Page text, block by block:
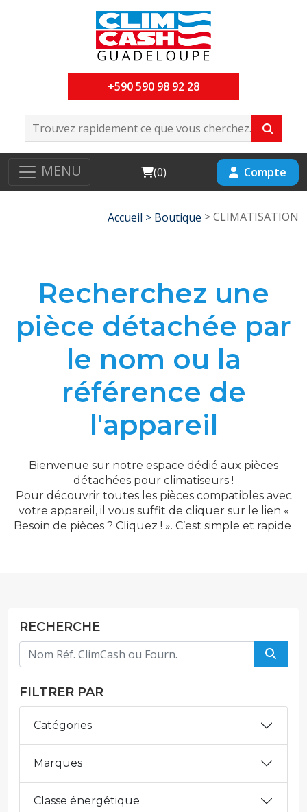
+590 590 98 92 28
MENU Cart
(0) Compte
Accueil > Boutique > CLIMATISATION
Recherchez une
pièce détachée par
le nom ou la
référence de
l'appareil
Bienvenue sur notre espace dédié aux pièces
détachées pour climatiseurs !
Pour découvrir toutes les pièces compatibles avec
votre appareil, il vous suffit de cliquer sur le lien «
Besoin de pièces ? Cliquez ! ». C’est simple et rapide
RECHERCHE
FILTRER PAR
Catégories
Marques
Classe énergétique